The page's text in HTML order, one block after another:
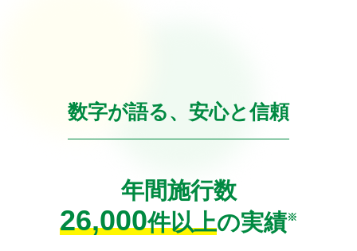
数字が語る、安心と信頼
年間施行数
26,000件以上の実績※